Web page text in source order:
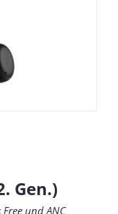
Gen.)
und ANC